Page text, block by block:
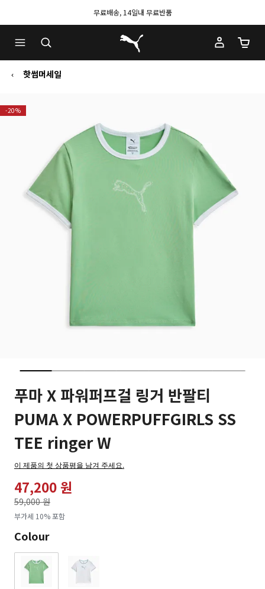
무료배송, 14일내 무료반품
푸마 홈
장바
핫썸머세일
-20%
푸마 X 파워퍼프걸 링거 반팔티
PUMA X POWERPUFFGIRLS SS
TEE ringer W
이 제품의 첫 상품평을 남겨 주세요.
47,200 원
59,000 원
로
부가세 10% 포함
Colour